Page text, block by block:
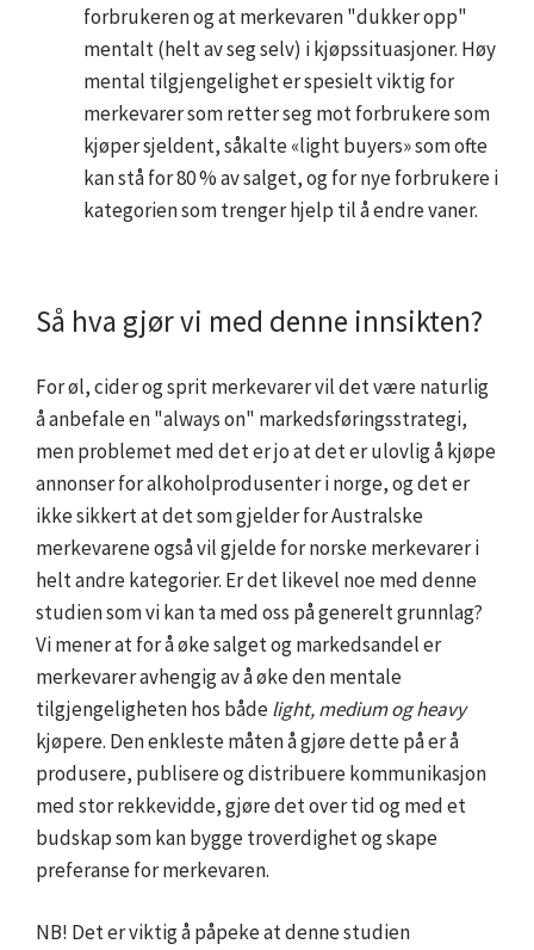
forbrukeren og at merkevaren "dukker opp"
mentalt (helt av seg selv) i kjøpssituasjoner. Høy
mental tilgjengelighet er spesielt viktig for
merkevarer som retter seg mot forbrukere som
kjøper sjeldent, såkalte «light buyers» som ofte
kan stå for 80 % av salget, og for nye forbrukere i
kategorien som trenger hjelp til å endre vaner.
Så hva gjør vi med denne innsikten?
For øl, cider og sprit merkevarer vil det være naturlig
å anbefale en "always on" markedsføringsstrategi,
men problemet med det er jo at det er ulovlig å kjøpe
annonser for alkoholprodusenter i norge, og det er
ikke sikkert at det som gjelder for Australske
merkevarene også vil gjelde for norske merkevarer i
helt andre kategorier. Er det likevel noe med denne
studien som vi kan ta med oss på generelt grunnlag?
Vi mener at for å øke salget og markedsandel er
merkevarer avhengig av å øke den mentale
tilgjengeligheten hos bådelight, medium og heavy
kjøpere. Den enkleste måten å gjøre dette på er å
produsere, publisere og distribuere kommunikasjon
med stor rekkevidde, gjøre det over tid og med et
budskap som kan bygge troverdighet og skape
preferanse for merkevaren.
NB! Det er viktig å påpeke at denne studien